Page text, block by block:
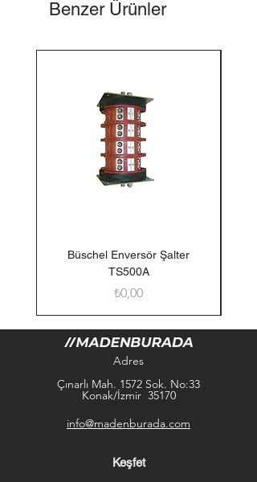
Benzer Ürünler
Büschel Enversör Şalter
TS500A
Fiyat
₺0,00
Adres
Çınarlı Mah. 1572 Sok. No:33
Konak/İzmir 35170
info@madenburada.com
Keşfet